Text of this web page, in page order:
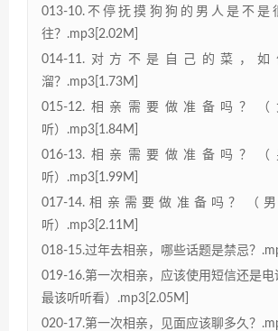
013-10.不停抚摸狗狗的男人是不是
往？.mp3[2.02M]
014-11.对方不是自己的菜，
溜？.mp3[1.73M]
015-12.相亲需要做准备吗？
听）.mp3[1.84M]
016-13.相亲需要做准备吗？
听）.mp3[1.99M]
017-14.相亲需要做准备吗？（
听）.mp3[2.11M]
018-15.过年去相亲，哪些话题是禁忌？
019-16.第一次相亲，应该使用短信还是电
最该听听看）.mp3[2.05M]
020-17.第一次相亲，见面应该聊多久？